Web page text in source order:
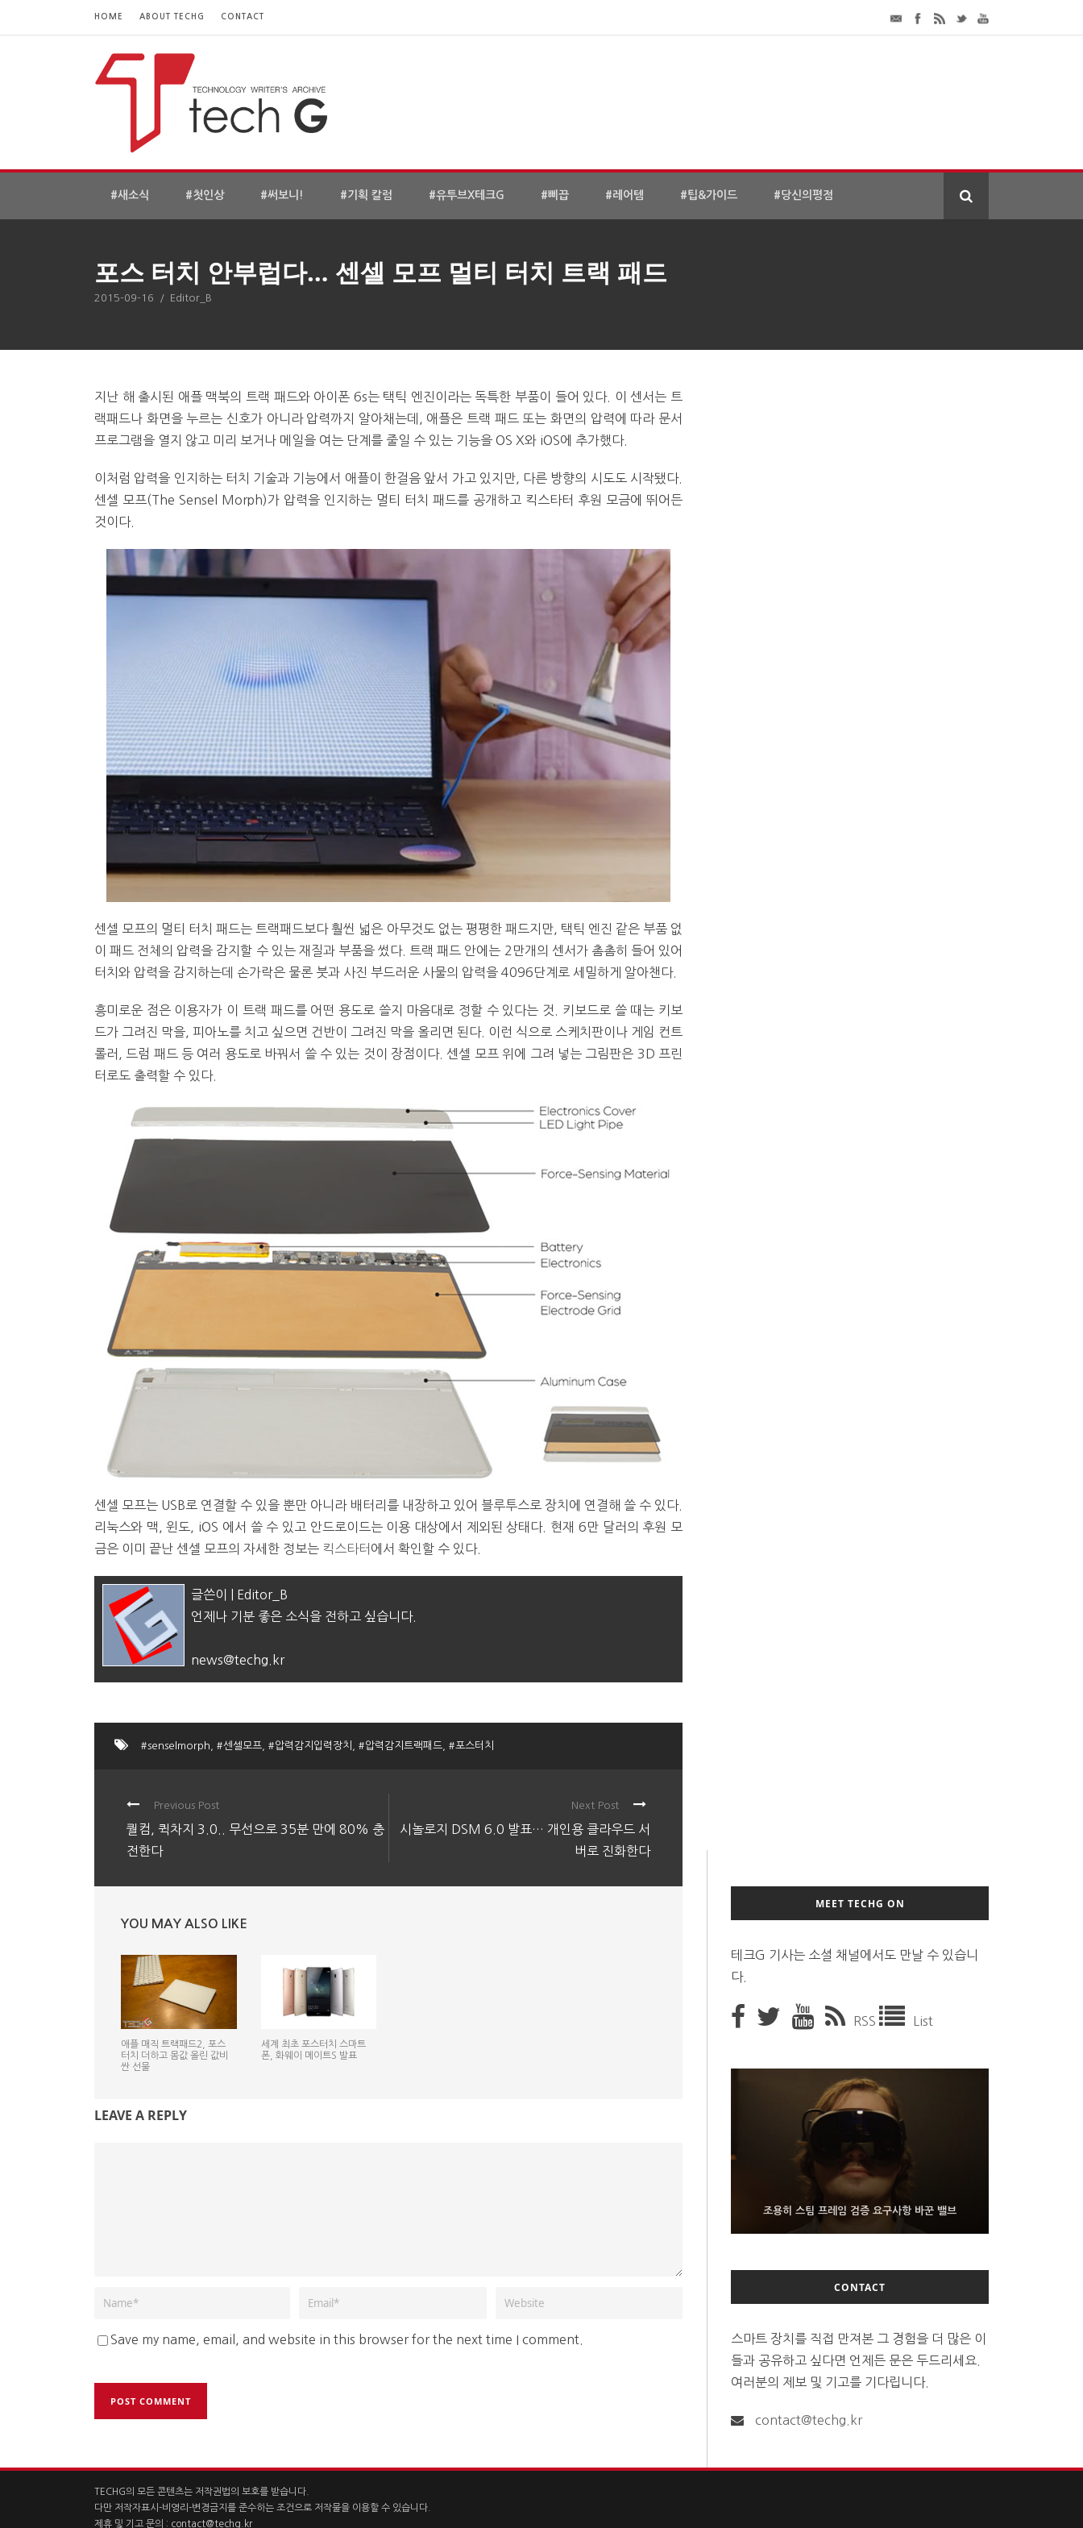
HOME ABOUT TECHG CONTACT
#새소식 #첫인상 #써보니! #기획 칼럼 #유투브X테크G #삐끕 #레어템 #팁&가이드 #당신의평점
포스 터치 안부럽다… 센셀 모프 멀티 터치 트랙 패드
2015-09-16 / Editor_B
지난 해 출시된 애플 맥북의 트랙 패드와 아이폰 6s는 택틱 엔진이라는 독특한 부품이 들어 있다. 이 센서는 트
랙패드나 화면을 누르는 신호가 아니라 압력까지 알아채는데, 애플은 트랙 패드 또는 화면의 압력에 따라 문서
프로그램을 열지 않고 미리 보거나 메일을 여는 단계를 줄일 수 있는 기능을 OS X와 iOS에 추가했다.
이처럼 압력을 인지하는 터치 기술과 기능에서 애플이 한걸음 앞서 가고 있지만, 다른 방향의 시도도 시작됐다.
센셀 모프(The Sensel Morph)가 압력을 인지하는 멀티 터치 패드를 공개하고 킥스타터 후원 모금에 뛰어든
것이다.
센셀 모프의 멀티 터치 패드는 트랙패드보다 훨씬 넓은 아무것도 없는 평평한 패드지만, 택틱 엔진 같은 부품 없
이 패드 전체의 압력을 감지할 수 있는 재질과 부품을 썼다. 트랙 패드 안에는 2만개의 센서가 촘촘히 들어 있어
터치와 압력을 감지하는데 손가락은 물론 붓과 사진 부드러운 사물의 압력을 4096단계로 세밀하게 알아챈다.
흥미로운 점은 이용자가 이 트랙 패드를 어떤 용도로 쓸지 마음대로 정할 수 있다는 것. 키보드로 쓸 때는 키보
드가 그려진 막을, 피아노를 치고 싶으면 건반이 그려진 막을 올리면 된다. 이런 식으로 스케치판이나 게임 컨트
롤러, 드럼 패드 등 여러 용도로 바꿔서 쓸 수 있는 것이 장점이다. 센셀 모프 위에 그려 넣는 그림판은 3D 프린
터로도 출력할 수 있다.
센셀 모프는 USB로 연결할 수 있을 뿐만 아니라 배터리를 내장하고 있어 블루투스로 장치에 연결해 쓸 수 있다.
리눅스와 맥, 윈도, iOS 에서 쓸 수 있고 안드로이드는 이용 대상에서 제외된 상태다. 현재 6만 달러의 후원 모
금은 이미 끝난 센셀 모프의 자세한 정보는 킥스타터 에서 확인할 수 있다.
글쓴이 | Editor_B
언제나 기분 좋은 소식을 전하고 싶습니다.
news@techg.kr
#senselmorph #센셀모프 #압력감지입력장치 #압력감지트랙패드 #포스터치
Previous Post
퀄컴, 퀵차지 3.0.. 무선으로 35분 만에 80% 충
전한다
Next Post
시놀로지 DSM 6.0 발표… 개인용 클라우드 서
버로 진화한다
YOU MAY ALSO LIKE
애플 매직 트랙패드2, 포스
터치 더하고 몸값 올린 값비
싼 선물
세계 최초 포스터치 스마트
폰, 화웨이 메이트S 발표
LEAVE A REPLY
Save my name, email, and website in this browser for the next time I comment.
MEET TECHG ON
테크G 기사는 소셜 채널에서도 만날 수 있습니
다.
RSS List
조용히 스팀 프레임 검증 요구사항 바꾼 밸브
9월 4일부터 서비스 접는 안드로이드 장치용 구글 어
시스턴트
FMS 2026서 차세대 3D 메모리 ZHBM·ZNAND-O
모형 처음 선보인 삼성전자
CONTACT
스마트 장치를 직접 만져본 그 경험을 더 많은 이
들과 공유하고 싶다면 언제든 문은 두드리세요.
여러분의 제보 및 기고를 기다립니다.
contact@techg.kr
TECHG의 모든 콘텐츠는 저작권법의 보호를 받습니다.
다만 저작자표시-비영리-변경금지를 준수하는 조건으로 저작물을 이용할 수 있습니다.
제휴 및 기고 문의 : contact@techg.kr